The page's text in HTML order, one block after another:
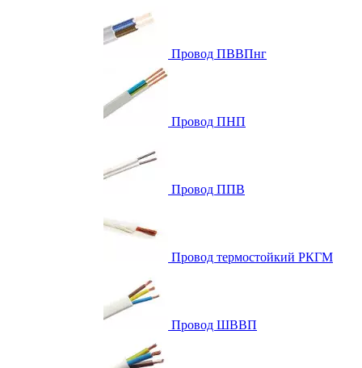
Провод ПВВПнг
Провод ПНП
Провод ППВ
Провод термостойкий РКГМ
Провод ШВВП